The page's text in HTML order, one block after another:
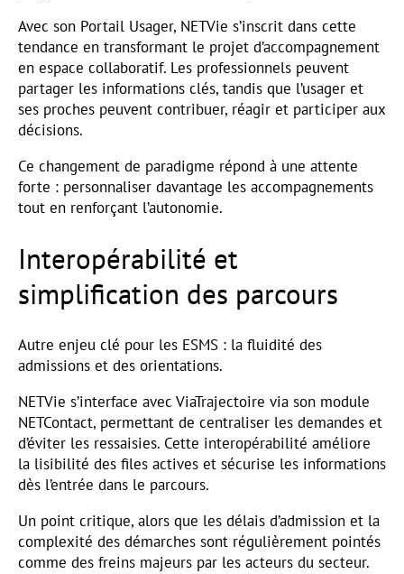
Avec son Portail Usager, NETVie s’inscrit dans cette
tendance en transformant le projet d’accompagnement
en espace collaboratif. Les professionnels peuvent
partager les informations clés, tandis que l’usager et
ses proches peuvent contribuer, réagir et participer aux
décisions.
Ce changement de paradigme répond à une attente
forte : personnaliser davantage les accompagnements
tout en renforçant l’autonomie.
Interopérabilité et
simplification des parcours
Autre enjeu clé pour les ESMS : la fluidité des
admissions et des orientations.
NETVie s’interface avec ViaTrajectoire via son module
NETContact, permettant de centraliser les demandes et
d’éviter les ressaisies. Cette interopérabilité améliore
la lisibilité des files actives et sécurise les informations
dès l’entrée dans le parcours.
Un point critique, alors que les délais d’admission et la
complexité des démarches sont régulièrement pointés
comme des freins majeurs par les acteurs du secteur.